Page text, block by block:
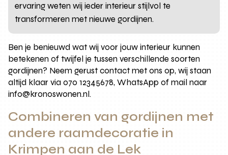
ervaring weten wij ieder interieur stijlvol te
transformeren met nieuwe gordijnen.
Ben je benieuwd wat wij voor jouw interieur kunnen
betekenen of twijfel je tussen verschillende soorten
gordijnen? Neem gerust contact met ons op, wij staan
altijd klaar via 070 12345678, WhatsApp of mail naar
info@kronoswonen.nl.
Combineren van gordijnen met
andere raamdecoratie in
Krimpen aan de Lek